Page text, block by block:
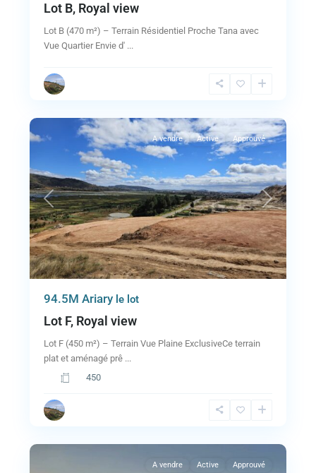
Lot B, Royal view
Lot B (470 m²) – Terrain Résidentiel Proche Tana avec
Vue Quartier Envie d' ...
Previous Next
A vendre Active Approuvé
94.5M Ariary le lot
Lot F, Royal view
Lot F (450 m²) – Terrain Vue Plaine ExclusiveCe terrain
plat et aménagé prê ...
450
A vendre Active Approuvé